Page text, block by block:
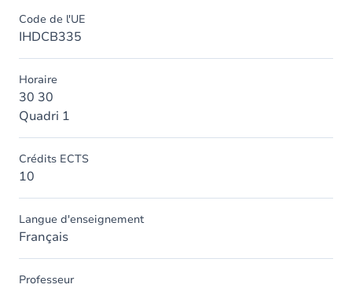
Code de l'UE
IHDCB335
Horaire
30 30
Quadri 1
Crédits ECTS
10
Langue d'enseignement
Français
Professeur